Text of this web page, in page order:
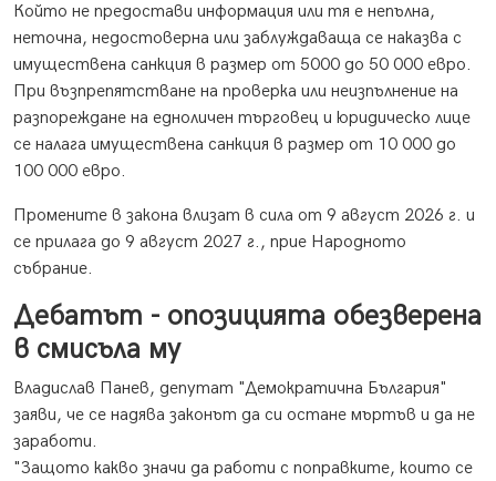
Който не предостави информация или тя е непълна,
неточна, недостоверна или заблуждаваща се наказва с
имуществена санкция в размер от 5000 до 50 000 евро.
При възпрепятстване на проверка или неизпълнение на
разпореждане на едноличен търговец и юридическо лице
се налага имуществена санкция в размер от 10 000 до
100 000 евро.
Промените в закона влизат в сила от 9 август 2026 г. и
се прилага до 9 август 2027 г., прие Народното
събрание.
Дебатът - опозицията обезверена
в смисъла му
Владислав Панев, депутат "Демократична България"
заяви, че се надява законът да си остане мъртъв и да не
заработи.
"Защото какво значи да работи с поправките, които се